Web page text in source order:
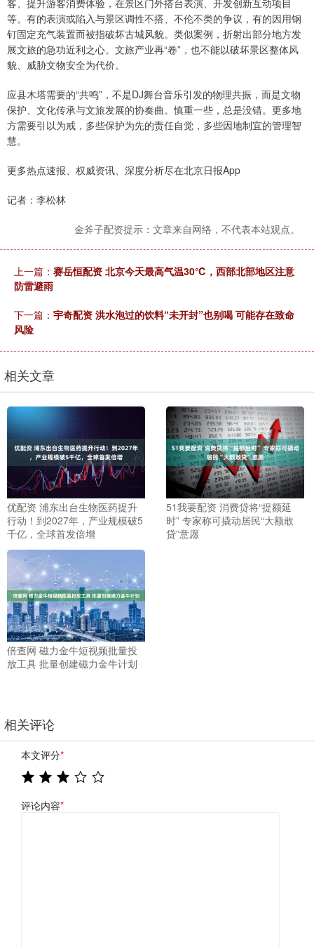
等。有的表演或陷入与景区调性不搭、不伦不类的争议，有的因用钢
钉固定充气装置而被指破坏古城风貌。类似案例，折射出部分地方发
展文旅的急功近利之心。文旅产业再“卷”，也不能以破坏景区整体风
貌、威胁文物安全为代价。
应县木塔需要的“共鸣”，不是DJ舞台音乐引发的物理共振，而是文物
保护、文化传承与文旅发展的协奏曲。慎重一些，总是没错。更多地
方需要引以为戒，多些保护为先的责任自觉，多些因地制宜的管理智
慧。
更多热点速报、权威资讯、深度分析尽在北京日报App
记者：李松林
金斧子配资提示：文章来自网络，不代表本站观点。
上一篇： 赛岳恒配资 北京今天最高气温30℃，西部北部地区注意
防雷避雨
下一篇： 宇奇配资 洪水泡过的饮料“未开封”也别喝 可能存在致命
风险
相关文章
优配资 浦东出台生物医药提升
行动！到2027年，产业规模破5
千亿，全球首发倍增
51我要配资 消费贷将“提额延
时” 专家称可撬动居民“大额敢
贷”意愿
倍查网 磁力金牛短视频批量投
放工具 批量创建磁力金牛计划
相关评论
本文评分*
评论内容*